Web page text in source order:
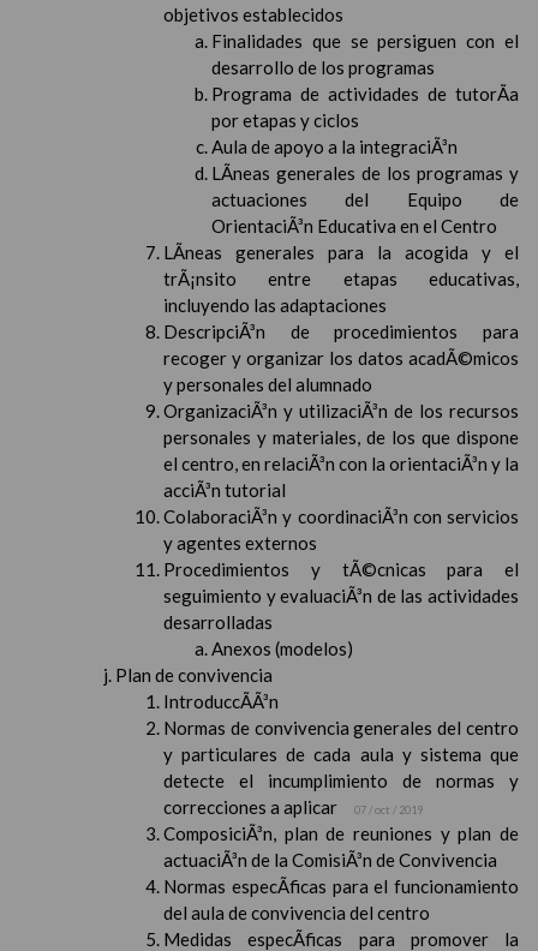
objetivos establecidos
Finalidades que se persiguen con el
desarrollo de los programas
Programa de actividades de tutorÃ­a
por etapas y ciclos
Aula de apoyo a la integraciÃ³n
LÃ­neas generales de los programas y
actuaciones del Equipo de
OrientaciÃ³n Educativa en el Centro
LÃ­neas generales para la acogida y el
trÃ¡nsito entre etapas educativas,
incluyendo las adaptaciones
DescripciÃ³n de procedimientos para
recoger y organizar los datos acadÃ©micos
y personales del alumnado
OrganizaciÃ³n y utilizaciÃ³n de los recursos
personales y materiales, de los que dispone
el centro, en relaciÃ³n con la orientaciÃ³n y la
acciÃ³n tutorial
ColaboraciÃ³n y coordinaciÃ³n con servicios
y agentes externos
Procedimientos y tÃ©cnicas para el
seguimiento y evaluaciÃ³n de las actividades
desarrolladas
Anexos (modelos)
Plan de convivencia
IntroduccÃ­Ã³n
Normas de convivencia generales del centro
y particulares de cada aula y sistema que
detecte el incumplimiento de normas y
correcciones a aplicar
07 / oct / 2019
ComposiciÃ³n, plan de reuniones y plan de
actuaciÃ³n de la ComisiÃ³n de Convivencia
Normas especÃ­ficas para el funcionamiento
del aula de convivencia del centro
Medidas especÃ­ficas para promover la